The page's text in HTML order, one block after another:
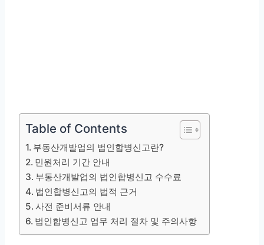
Table of Contents
부동산개발업의 법인합병신고란?
민원처리 기간 안내
부동산개발업의 법인합병신고 수수료
법인합병신고의 법적 근거
사전 준비서류 안내
법인합병신고 업무 처리 절차 및 주의사항